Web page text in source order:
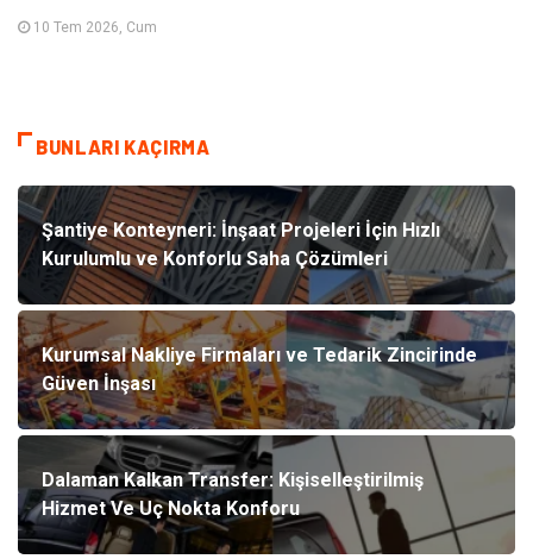
10 Tem 2026, Cum
BUNLARI KAÇIRMA
Şantiye Konteyneri: İnşaat Projeleri İçin Hızlı
Kurulumlu ve Konforlu Saha Çözümleri
Kurumsal Nakliye Firmaları ve Tedarik Zincirinde
Güven İnşası
Dalaman Kalkan Transfer: Kişiselleştirilmiş
Hizmet Ve Uç Nokta Konforu